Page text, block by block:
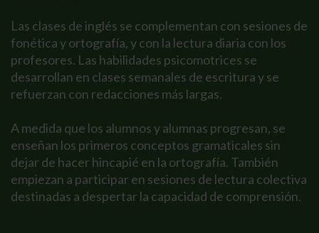
Las clases de inglés se complementan con sesiones de
fonética y ortografía, y con la lectura diaria con los
profesores. Las habilidades psicomotrices se
desarrollan en clases semanales de escritura y se
refuerzan con redacciones más largas.
A medida que los alumnos y alumnas progresan, se
enseñan los primeros conceptos gramaticales sin
dejar de hacer hincapié en la ortografía. También
empiezan a participar en sesiones de lectura colectiva
destinadas a despertar la capacidad de comprensión.